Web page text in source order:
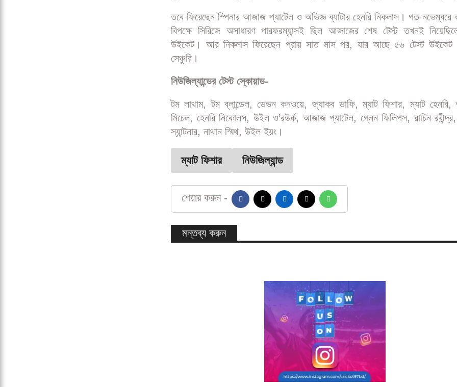
তবে ফিরেছেন স্পিনার আজাজ প্যাটেল ও অভিজ্ঞ ব্যাটার হেনরি নিকলাস। গত নভেম্বরে
বিপক্ষে সিরিজে অসাধারণ পারফরম্যান্সই ছিল আজাজের শেষ টেস্ট তখনই
উইকেট। আর নিকলাস ফিরেছেন প্রায় সাত মাস পর, যার আছে ৫৬ টেস্ট উইকেট
সেঞ্চুরি।
নিউজিল্যান্ডের টেস্ট স্কোয়াড-
টম লাথাম, টম ব্লান্ডেল, ডেভন কনওয়ে, জ্যাকব ডাফি, ম্যাট ফিশার, ম্যাট হেনরি,
মিচেল, হেনরি নিকোলস, উইল ও’রউর্ক, আজাজ প্যাটেল, গ্লেন ফিলিপস, রাচিন রবীন্দ্র,
স্যান্টনার, নাথান স্মিথ, উইল ইয়ং।
ম্যাট ফিশার নিউজিল্যান্ড
শেয়ার করুন -
মন্তব্য করুন